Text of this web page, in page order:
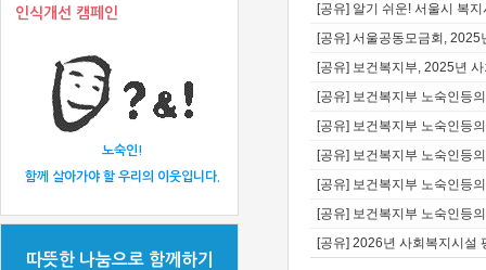
[공유] 알기 쉬운! 서울시 복
[공유] 서울공동모금회,
[공유] 보건복지부, 2025년
[공유] 보건복지부 노숙인등
[공유] 보건복지부 노숙인등
[공유] 보건복지부 노숙인등
[공유] 보건복지부 노숙인등
[공유] 보건복지부 노숙인등
[공유] 2026년 사회복지시설
인식개선 캠페인
노숙인!
함께 살아가야 할 우리의 이웃입니다.
따뜻한 나눔으로 함께하기